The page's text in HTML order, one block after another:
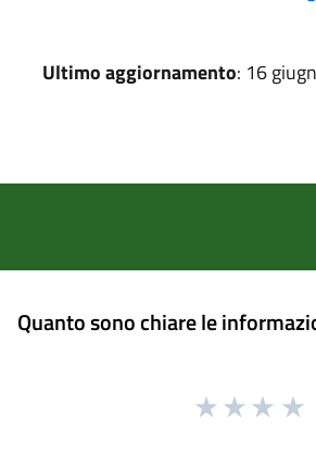
Ultimo aggiornamento: 16
Quanto sono chiare le